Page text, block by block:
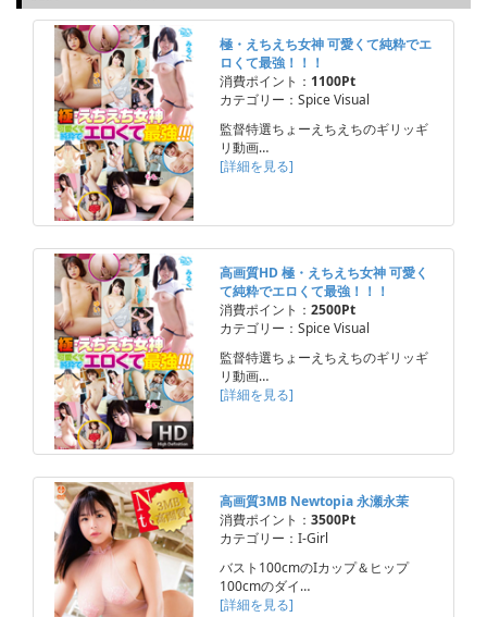
極・えちえち女神 可愛くて純粋でエ
ロくて最強！！！
消費ポイント： 1100Pt
カテゴリー：Spice Visual
監督特選ちょーえちえちのギリッギ
リ動画…
[詳細を見る]
高画質HD 極・えちえち女神 可愛く
て純粋でエロくて最強！！！
消費ポイント： 2500Pt
カテゴリー：Spice Visual
監督特選ちょーえちえちのギリッギ
リ動画…
[詳細を見る]
高画質3MB Newtopia 永瀬永茉
消費ポイント： 3500Pt
カテゴリー：I-Girl
バスト100cmのIカップ＆ヒップ
100cmのダイ…
[詳細を見る]